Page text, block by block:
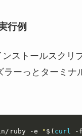
行例
ストールスクリ
ラーっとターミナ
ruby -e " $( curl
-